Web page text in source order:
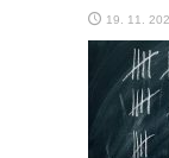
19. 11.